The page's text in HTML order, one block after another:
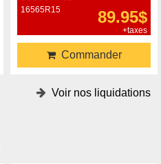
16565R15
89.95$
+taxes
Commander
Voir nos liquidations